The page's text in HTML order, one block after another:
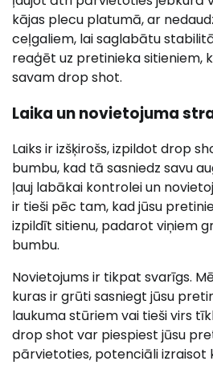
kājas plecu platumā, ar
ceļgaliem, lai saglabātu
reaģēt uz pretinieka sitieniem,
savam drop shot.
Laika un novietojuma
Laiks ir izšķirošs, izpildot drop
bumbu, kad tā sasniedz savu
ļauj labākai kontrolei un
ir tieši pēc tam, kad jūsu
izpildīt sitienu, padarot viņiem
bumbu.
Novietojums ir tikpat svarīgs.
kuras ir grūti sasniegt jūsu
laukuma stūriem vai tieši virs
drop shot var piespiest jūsu
pārvietoties, potenciāli izraisot